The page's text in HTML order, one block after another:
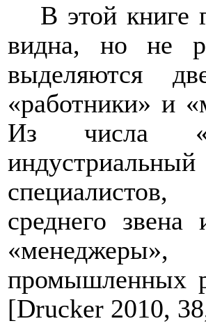
В этой книге
видна, но не
выделяются
«работники» и
Из числа
среднего
промышленных
[Drucker 2010,